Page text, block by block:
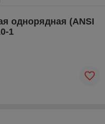
однорядная (ANSI
1